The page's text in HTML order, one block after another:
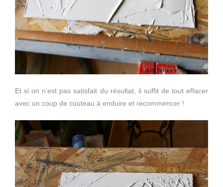
Et si on n’est pas satisfait du résultat, il suffit de tout effacer
avec un coup de couteau à enduire et recommencer !